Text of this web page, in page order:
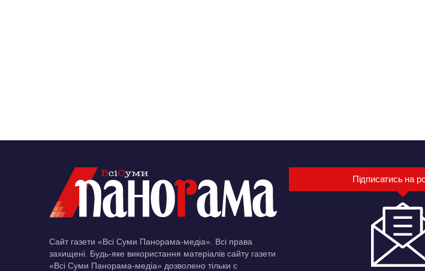
Сайт газети «Всі Суми Панорама-медіа». Всі права
захищені. Будь-яке використання матеріалів сайту газети
«Всі Суми Панорама-медіа» дозволено тільки c
Підписатись на